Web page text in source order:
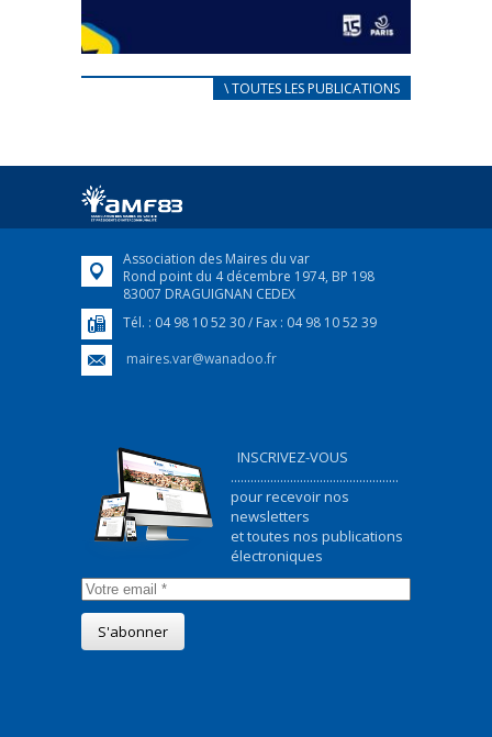
CARNET D’ACCUEIL
Afin d’accompagner au mieux les réfugiés
FEUILLETER
\ TOUTES LES PUBLICATIONS
Association des Maires du var
Rond point du 4 décembre 1974, BP 198
83007 DRAGUIGNAN CEDEX
Tél. : 04 98 10 52 30 / Fax : 04 98 10 52 39
maires.var@wanadoo.fr
INSCRIVEZ-VOUS
...................................................
pour recevoir nos
newsletters
et toutes nos publications
électroniques